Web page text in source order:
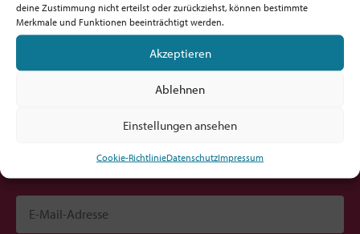
deine Zustimmung nicht erteilst oder zurückziehst, können bestimmte
Merkmale und Funktionen beeinträchtigt werden.
Akzeptieren
Ablehnen
Einstellungen ansehen
Cookie-RichtlinieDatenschutzImpressum
Möchtest du am Ball bleiben?
Hol dir den fx-Newsletter mit
Jobs und allem rund um Kircheninnovation!